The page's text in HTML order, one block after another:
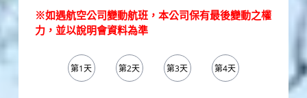
※如遇航空公司變動航班，本公司保有最後變動之權
力，並以說明會資料為準
第1天 第2天 第3天 第4天